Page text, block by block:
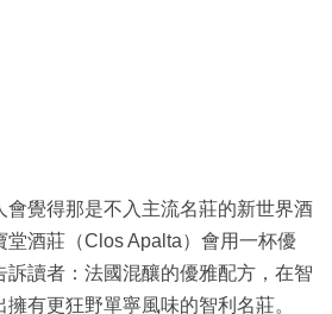
會覺得那是不入主流名莊的新世界酒
堂酒莊（Clos Apalta）會用一杯優
訴讀者：法國混釀的優雅配方，在智
有更狂野單寧風味的智利名莊。